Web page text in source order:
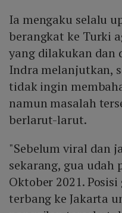
Ia mengaku selalu
berangkat ke Turki
yang dilakukan dan
Indra melanjutkan,
tidak ingin
namun masalah
berlarut-larut.
"Sebelum viral dan
sekarang, gua udah
Oktober 2021.
terbang ke Jakarta